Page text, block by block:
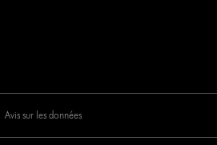
Avis sur les données